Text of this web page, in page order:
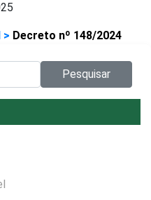
> Decreto nº 148/2024
Pesquisar